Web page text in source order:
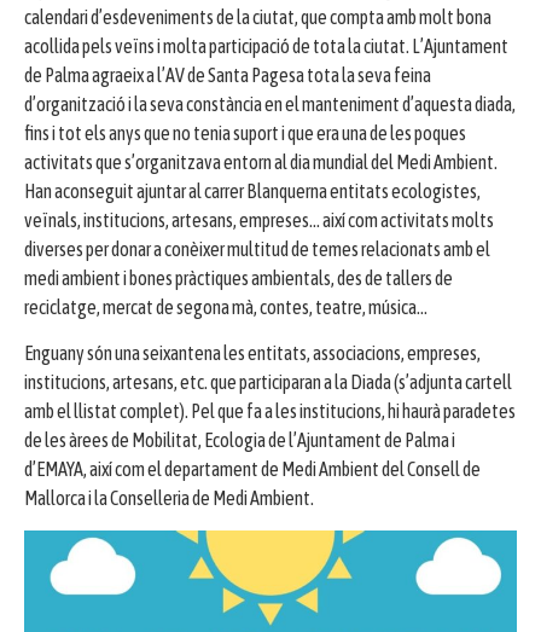
calendari d’esdeveniments de la ciutat, que compta amb molt bona
acollida pels veïns i molta participació de tota la ciutat. L’Ajuntament
de Palma agraeix a l’AV de Santa Pagesa tota la seva feina
d’organització i la seva constància en el manteniment d’aquesta diada,
fins i tot els anys que no tenia suport i que era una de les poques
activitats que s’organitzava entorn al dia mundial del Medi Ambient.
Han aconseguit ajuntar al carrer Blanquerna entitats ecologistes,
veïnals, institucions, artesans, empreses… així com activitats molts
diverses per donar a conèixer multitud de temes relacionats amb el
medi ambient i bones pràctiques ambientals, des de tallers de
reciclatge, mercat de segona mà, contes, teatre, música…
Enguany són una seixantena les entitats, associacions, empreses,
institucions, artesans, etc. que participaran a la Diada (s’adjunta cartell
amb el llistat complet). Pel que fa a les institucions, hi haurà paradetes
de les àrees de Mobilitat, Ecologia de l’Ajuntament de Palma i
d’EMAYA, així com el departament de Medi Ambient del Consell de
Mallorca i la Conselleria de Medi Ambient.